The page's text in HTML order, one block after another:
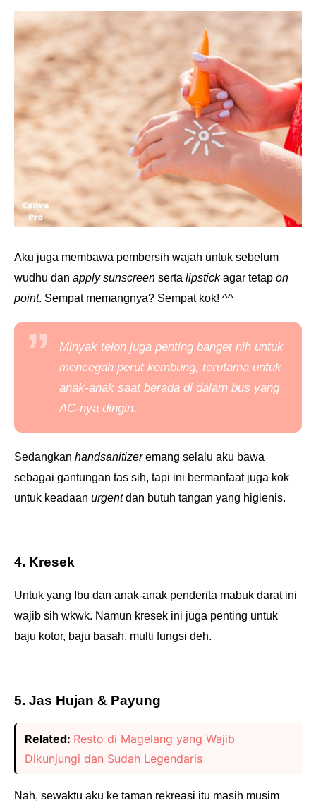
Aku juga membawa pembersih wajah untuk sebelum
wudhu dan apply sunscreen serta lipstickagar tetap on
point. Sempat memangnya? Sempat kok! ^^
Minyak telon juga penting banget nih untuk
mencegah perut kembung, terutama untuk
anak-anak saat berada di dalam bus yang
AC-nya dingin.
Sedangkan handsanitizeremang selalu aku bawa
sebagai gantungan tas sih, tapi ini bermanfaat juga kok
untuk keadaan urgentdan butuh tangan yang higienis.
4. Kresek
Untuk yang Ibu dan anak-anak penderita mabuk darat ini
wajib sih wkwk. Namun kresek ini juga penting untuk
baju kotor, baju basah, multi fungsi deh.
5. Jas Hujan & Payung
Related: Resto di Magelang yang Wajib
Dikunjungi dan Sudah Legendaris
Nah, sewaktu aku ke taman rekreasi itu masih musim